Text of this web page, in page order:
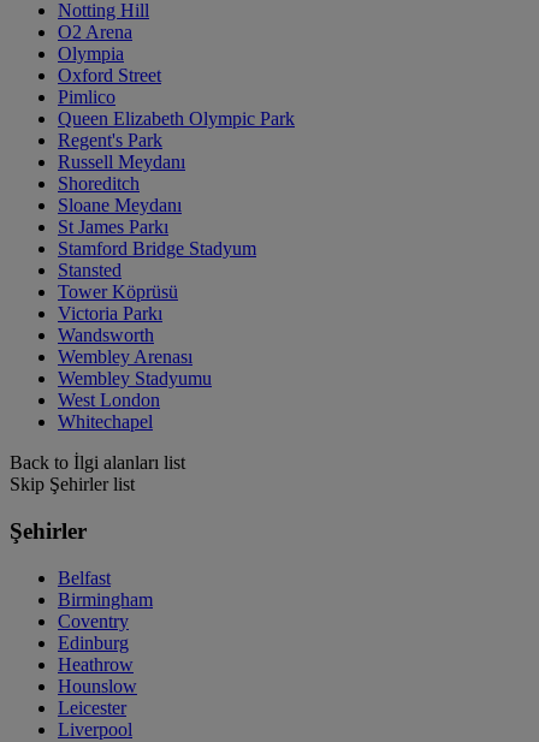
Notting Hill
O2 Arena
Olympia
Oxford Street
Pimlico
Queen Elizabeth Olympic Park
Regent's Park
Russell Meydanı
Shoreditch
Sloane Meydanı
St James Parkı
Stamford Bridge Stadyum
Stansted
Tower Köprüsü
Victoria Parkı
Wandsworth
Wembley Arenası
Wembley Stadyumu
West London
Whitechapel
Back to İlgi alanları list
Skip Şehirler list
Şehirler
Belfast
Birmingham
Coventry
Edinburg
Heathrow
Hounslow
Leicester
Liverpool